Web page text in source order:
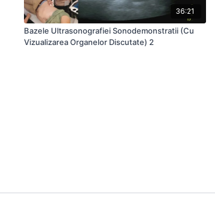
36:21
Bazele Ultrasonografiei Sonodemonstratii (Cu
Vizualizarea Organelor Discutate) 2